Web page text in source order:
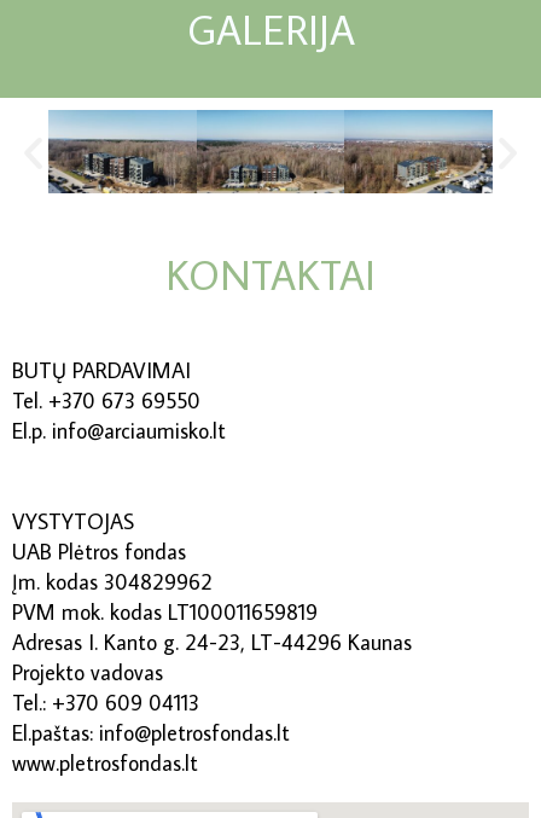
GALERIJA
KONTAKTAI
BUTŲ PARDAVIMAI
Tel. +370 673 69550
El.p. info@arciaumisko.lt
VYSTYTOJAS
UAB Plėtros fondas
Įm. kodas 304829962
PVM mok. kodas LT100011659819
Adresas I. Kanto g. 24-23, LT-44296 Kaunas
Projekto vadovas
Tel.: +370 609 04113
El.paštas: info@pletrosfondas.lt
www.pletrosfondas.lt